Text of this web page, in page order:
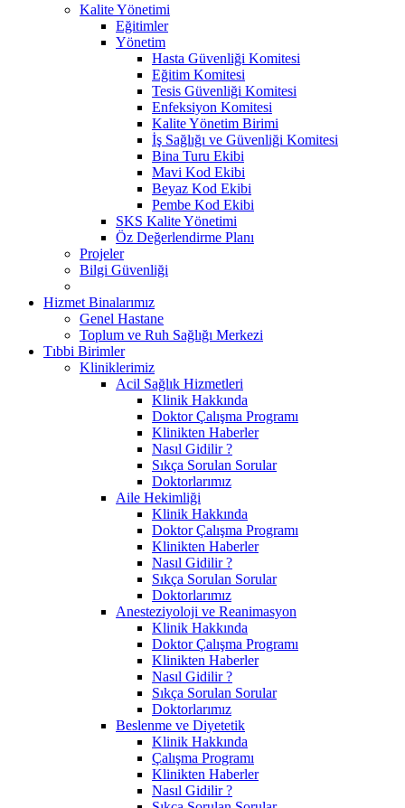
Kalite Yönetimi
Eğitimler
Yönetim
Hasta Güvenliği Komitesi
Eğitim Komitesi
Tesis Güvenliği Komitesi
Enfeksiyon Komitesi
Kalite Yönetim Birimi
İş Sağlığı ve Güvenliği Komitesi
Bina Turu Ekibi
Mavi Kod Ekibi
Beyaz Kod Ekibi
Pembe Kod Ekibi
SKS Kalite Yönetimi
Öz Değerlendirme Planı
Projeler
Bilgi Güvenliği
Hizmet Binalarımız
Genel Hastane
Toplum ve Ruh Sağlığı Merkezi
Tıbbi Birimler
Kliniklerimiz
Acil Sağlık Hizmetleri
Klinik Hakkında
Doktor Çalışma Programı
Klinikten Haberler
Nasıl Gidilir ?
Sıkça Sorulan Sorular
Doktorlarımız
Aile Hekimliği
Klinik Hakkında
Doktor Çalışma Programı
Klinikten Haberler
Nasıl Gidilir ?
Sıkça Sorulan Sorular
Doktorlarımız
Anesteziyoloji ve Reanimasyon
Klinik Hakkında
Doktor Çalışma Programı
Klinikten Haberler
Nasıl Gidilir ?
Sıkça Sorulan Sorular
Doktorlarımız
Beslenme ve Diyetetik
Klinik Hakkında
Çalışma Programı
Klinikten Haberler
Nasıl Gidilir ?